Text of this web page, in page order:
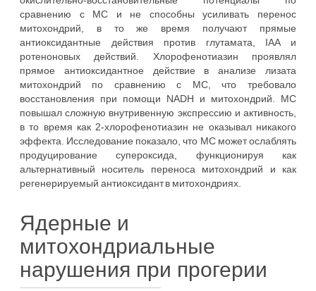
сравнению с МС и не способны усиливать перенос
митохондрий, в то же время получают прямые
антиоксидантные действия против глутамата, IAA и
ротеноновых действий. Хлорофенотиазин проявлял
прямое антиоксидантное действие в анализе лизата
митохондрий по сравнению с МС, что требовало
восстановления при помощи NADH и митохондрий. МС
повышал сложную внутривенную экспрессию и активность,
в то время как 2-хлорофенотиазин не оказывал никакого
эффекта. Исследование показало, что МС может ослаблять
продуцирование супероксида, функционируя как
альтернативный носитель переноса митохондрий и как
регенерируемый антиоксидант в митохондриях.
Ядерные и
митохондриальные
нарушения при прогерии